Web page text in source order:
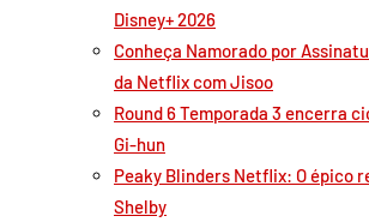
Disney+ 2026
Conheça Namorado por
da Netflix com Jisoo
Round 6 Temporada 3 encerra
Gi-hun
Peaky Blinders Netflix: O épico
Shelby